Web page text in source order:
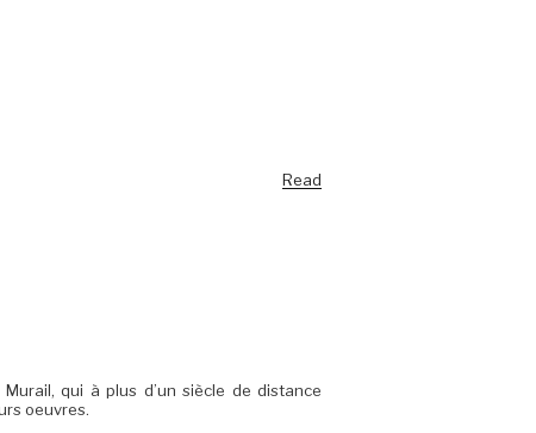
Read
qui à plus d’un siècle de distance
oeuvres.